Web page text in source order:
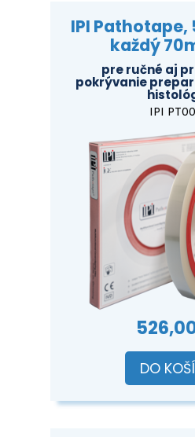
IPI
každý
pre ručné aj
pokrývanie
IPI
DO